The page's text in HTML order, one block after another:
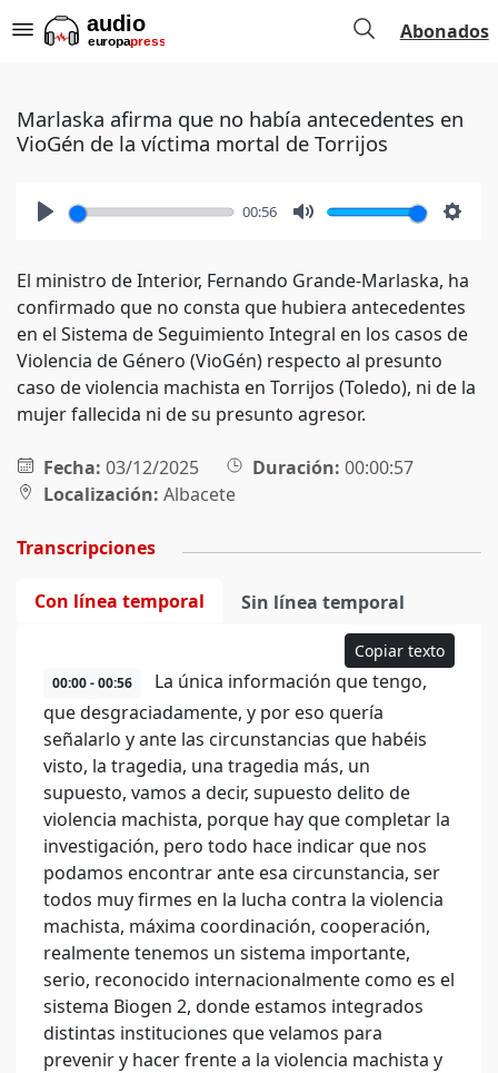
Abonados
Marlaska afirma que no había antecedentes en
VioGén de la víctima mortal de Torrijos
00:56
El ministro de Interior, Fernando Grande-Marlaska, ha
confirmado que no consta que hubiera antecedentes
en el Sistema de Seguimiento Integral en los casos de
Violencia de Género (VioGén) respecto al presunto
caso de violencia machista en Torrijos (Toledo), ni de la
mujer fallecida ni de su presunto agresor.
Fecha: 03/12/2025 Duración: 00:00:57
Localización: Albacete
Transcripciones
Con línea temporal Sin línea temporal
Copiar texto
00:00 - 00:56
La única información que tengo,
que desgraciadamente, y por eso quería
señalarlo y ante las circunstancias que habéis
visto, la tragedia, una tragedia más, un
supuesto, vamos a decir, supuesto delito de
violencia machista, porque hay que completar la
investigación, pero todo hace indicar que nos
podamos encontrar ante esa circunstancia, ser
todos muy firmes en la lucha contra la violencia
machista, máxima coordinación, cooperación,
realmente tenemos un sistema importante,
serio, reconocido internacionalmente como es el
sistema Biogen 2, donde estamos integrados
distintas instituciones que velamos para
prevenir y hacer frente a la violencia machista y